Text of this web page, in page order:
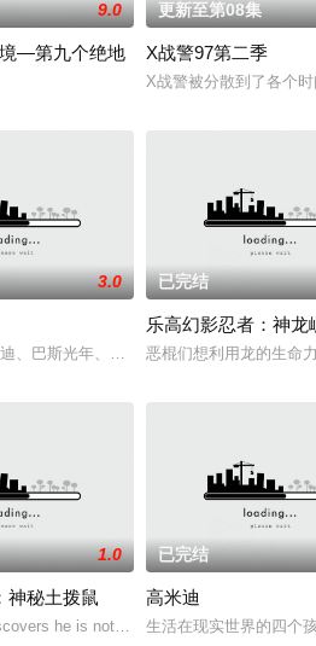
2, discovers that th
9.0
—第九个绝地
更新至第08集
X战警97第二季
X战警被分散到了各个
员们深入海底、穿越丛林、探索极地，救
3.0
、巴斯光年、翠斯等“元老级”玩具将跟随
已完结
乐高幻影忍者：神龙
恶棍们想利用龙的生命
1.0
神秘土拨鼠
he is not the only hybrid of his kind
已完结
高米迪
生活在现实世界的四个